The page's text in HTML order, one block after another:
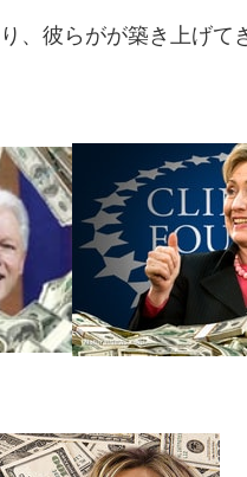
、彼らがが築き上げて